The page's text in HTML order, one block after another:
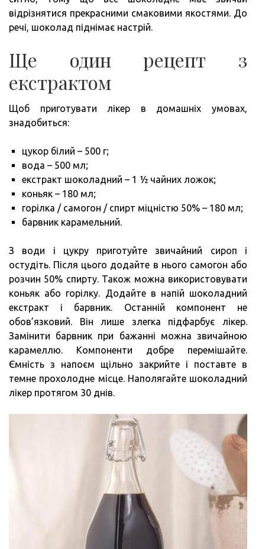
відрізнятися прекрасними смаковими якостями. До
речі, шоколад піднімає настрій.
Ще один рецепт з
екстрактом
Щоб приготувати лікер в домашніх умовах,
знадобиться:
цукор білий – 500 г;
вода – 500 мл;
екстракт шоколадний – 1 ½ чайних ложок;
коньяк – 180 мл;
горілка / самогон / спирт міцністю 50% – 180 мл;
барвник карамельний.
З води і цукру приготуйте звичайний сироп і
остудіть. Після цього додайте в нього самогон або
розчин 50% спирту. Також можна використовувати
коньяк або горілку. Додайте в напій шоколадний
екстракт і барвник. Останній компонент не
обов’язковий. Він лише злегка підфарбує лікер.
Замінити барвник при бажанні можна звичайною
карамеллю. Компоненти добре перемішайте.
Ємність з напоєм щільно закрийте і поставте в
темне прохолодне місце. Наполягайте шоколадний
лікер протягом 30 днів.